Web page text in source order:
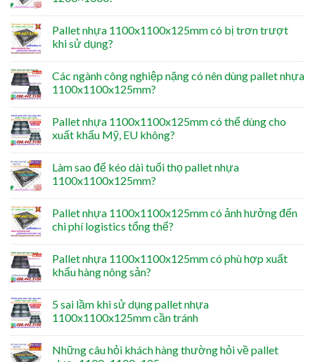
Pallet nhựa 1100x1100x125mm có bị trơn trượt
khi sử dụng?
Các ngành công nghiệp nặng có nên dùng pallet nhựa
1100x1100x125mm?
Pallet nhựa 1100x1100x125mm có thể dùng cho
xuất khẩu Mỹ, EU không?
Làm sao để kéo dài tuổi thọ pallet nhựa
1100x1100x125mm?
Pallet nhựa 1100x1100x125mm có ảnh hưởng đến
chi phí logistics tổng thể?
Pallet nhựa 1100x1100x125mm có phù hợp xuất
khẩu hàng nông sản?
5 sai lầm khi sử dụng pallet nhựa
1100x1100x125mm cần tránh
Những câu hỏi khách hàng thường hỏi về pallet